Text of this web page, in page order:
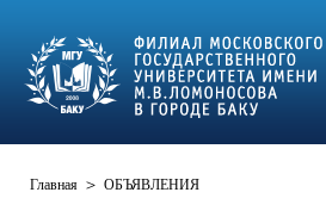
Главная > ОБЪЯВЛЕНИЯ